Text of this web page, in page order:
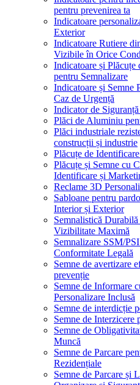
pentru prevenirea ta
Indicatoare
Exterior
Indicatoare Rutiere
Vizibile în Orice
Indicatoare și
pentru Semnalizare
Indicatoare și Semne
Caz de Urgență
Indicator de
Plăci de Aluminiu
Plăci industriale
construcții și industrie
Plăcuțe de
Plăcuțe și Semne cu
Identificare și
Reclame 3D
Sabloane pentru
Interior și Exterior
Semnalistică
Vizibilitate Maximă
Semnalizare SSM/
Conformitate Legală
Semne de avertizare
prevenție
Semne de Informare
Personalizare Inclusă
Semne de interdicție
Semne de Interzicere
Semne de
Muncă
Semne de Parcare
Rezidențiale
Semne de Parcare și